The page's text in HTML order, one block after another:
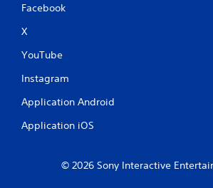
Facebook
X
YouTube
Instagram
Application Android
Application iOS
© 2026 Sony Interactive